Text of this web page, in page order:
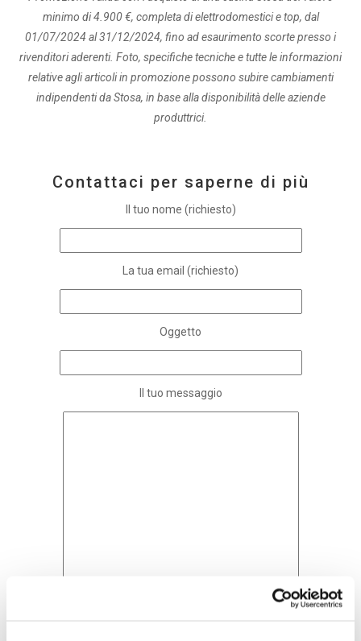
minimo di 4.900 €, completa di elettrodomestici e top, dal
01/07/2024 al 31/12/2024, fino ad esaurimento scorte presso i
rivenditori aderenti. Foto, specifiche tecniche e tutte le informazioni
relative agli articoli in promozione possono subire cambiamenti
indipendenti da Stosa, in base alla disponibilità delle aziende
produttrici.
Contattaci per saperne di più
Il tuo nome (richiesto)
La tua email (richiesto)
Oggetto
Il tuo messaggio